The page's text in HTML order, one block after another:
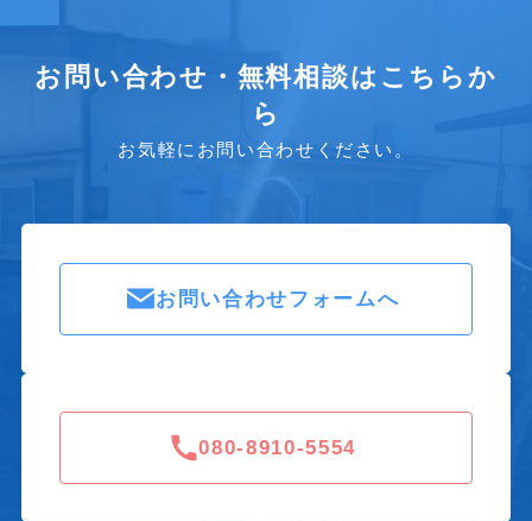
お問い合わせ・無料相談はこちらか
ら
お気軽にお問い合わせください。
お問い合わせフォームへ
080-8910-5554